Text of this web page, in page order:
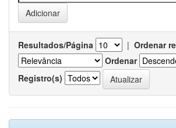
Resultados/Página | Ordenar
Ordenar
Registro(s)